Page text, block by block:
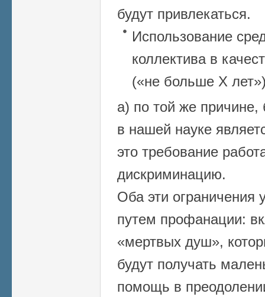
будут привлекаться.
Использование
коллектива в
(«не больше Х
а) по той же
в нашей науке
это требование
дискриминацию.
Оба эти ограничения
путем профанации:
«мертвых душ»,
будут получать
помощь в